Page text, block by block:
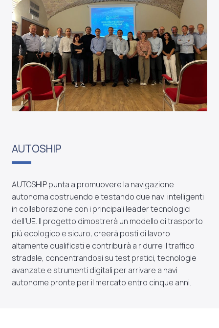
AUTOSHIP
AUTOSHIP punta a promuovere la navigazione
autonoma costruendo e testando due navi intelligenti
in collaborazione con i principali leader tecnologici
dell’UE. Il progetto dimostrerà un modello di trasporto
più ecologico e sicuro, creerà posti di lavoro
altamente qualificati e contribuirà a ridurre il traffico
stradale, concentrandosi su test pratici, tecnologie
avanzate e strumenti digitali per arrivare a navi
autonome pronte per il mercato entro cinque anni.